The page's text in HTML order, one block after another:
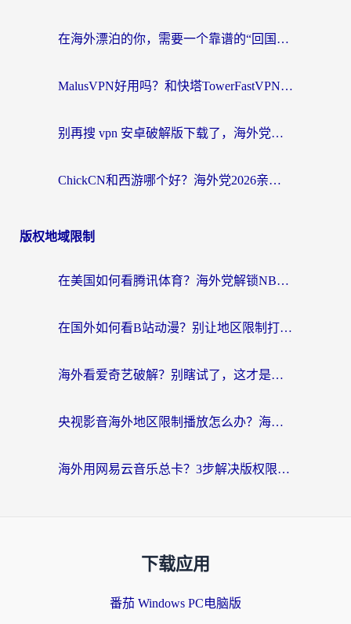
在海外漂泊的你，需要一个靠谱的“回国机场”
MalusVPN好用吗？和快塔TowerFastVPN对比哪个回国效果更好？海外党亲测实用指南
别再搜 vpn 安卓破解版下载了，海外党回国上网的正确姿势在这里
ChickCN和西游哪个好？海外党2026亲测回国加速器选择指南（附expressvpn中国对比）
版权地域限制
在美国如何看腾讯体育？海外党解锁NBA欧洲杯直播的终极攻略
在国外如何看B站动漫？别让地区限制打断你的追番节奏
海外看爱奇艺破解？别瞎试了，这才是留学生华人追剧看球的正确打开方式
央视影音海外地区限制播放怎么办？海外党亲测有效的回国加速指南
海外用网易云音乐总卡？3步解决版权限制+卡顿，还能听喜马拉雅！
下载应用
番茄 Windows PC电脑版